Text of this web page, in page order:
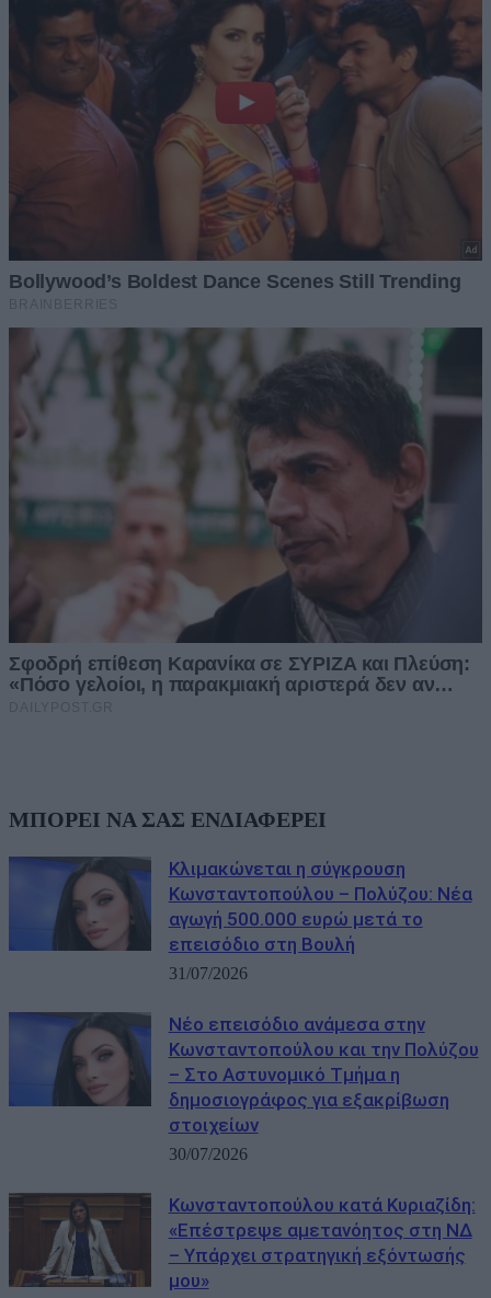
ΜΠΟΡΕΙ ΝΑ ΣΑΣ ΕΝΔΙΑΦΕΡΕΙ
Κλιμακώνεται η σύγκρουση
Κωνσταντοπούλου – Πολύζου: Νέα
αγωγή 500.000 ευρώ μετά το
επεισόδιο στη Βουλή
31/07/2026
Νέο επεισόδιο ανάμεσα στην
Κωνσταντοπούλου και την Πολύζου
– Στο Αστυνομικό Τμήμα η
δημοσιογράφος για εξακρίβωση
στοιχείων
30/07/2026
Κωνσταντοπούλου κατά Κυριαζίδη:
«Επέστρεψε αμετανόητος στη ΝΔ
– Υπάρχει στρατηγική εξόντωσής
μου»